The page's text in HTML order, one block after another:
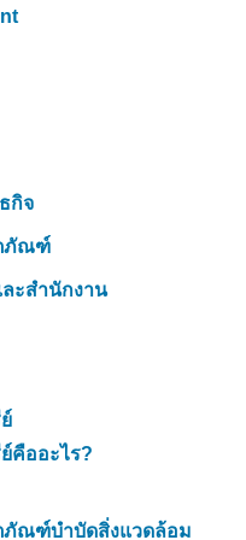
กิจ
ภัณฑ์
ะสำนักงาน
คืออะไร?
ภัณฑ์บำบัดสิ่งแวดล้อม